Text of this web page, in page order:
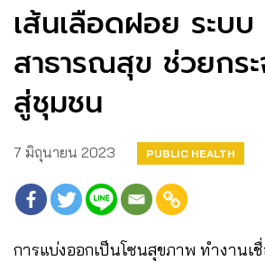
เส้นเลือดฝอย ระบบ
สาธารณสุข ช่วยกร
สู่ชุมชน
7 มิถุนายน 2023 PUBLIC HEALTH
การแบ่งออกเป็นโซนสุขภาพ ทำงานเชื่